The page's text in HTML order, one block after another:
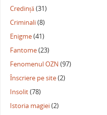
Credință(31)
Criminali(8)
Enigme(41)
Fantome(23)
Fenomenul OZN (97)
Înscriere pe site(2)
Insolit(78)
Istoria magiei(2)